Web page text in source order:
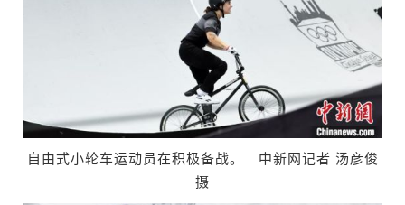
自由式小轮车运动员在积极备战。 中新网记者 汤彦俊
摄